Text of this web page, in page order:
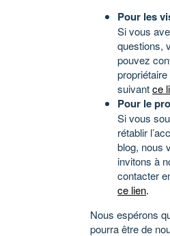
Pour les
Si vous
questions,
pouvez
suivantce
Pour le
Si vous
rétablir
blog, nous
invitons à
contacter
ce lien.
Nous espérons
pourra être de